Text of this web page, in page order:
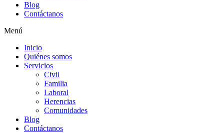
Blog
Contáctanos
Menú
Inicio
Quiénes somos
Servicios
Civil
Familia
Laboral
Herencias
Comunidades
Blog
Contáctanos